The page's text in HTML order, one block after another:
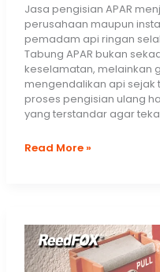
Jasa pengisian APAR
perusahaan maupun
pemadam api ringan
Tabung APAR bukan
keselamatan, melainkan
mengendalikan api sejak
proses pengisian ulang
yang terstandar agar
Jasa
Proteksi
Kebakaran
Optimal
Read More »